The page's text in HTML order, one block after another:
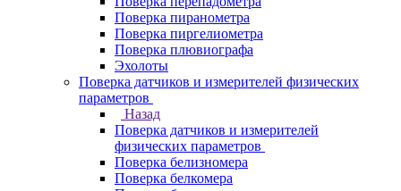
Поверка пиранометра
Поверка пиргелиометра
Поверка плювиографа
Эхолоты
Поверка датчиков и измерителей физических
параметров
Назад
Поверка датчиков и измерителей
физических параметров
Поверка белизномера
Поверка белкомера